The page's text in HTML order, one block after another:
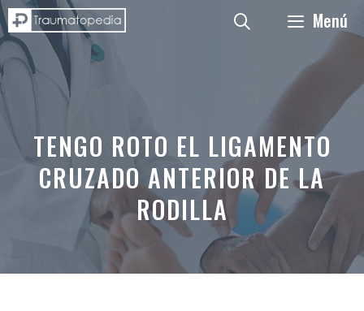
Saltar
al
contenido
Menú
TENGO ROTO EL LIGAMENTO
CRUZADO ANTERIOR DE LA
RODILLA